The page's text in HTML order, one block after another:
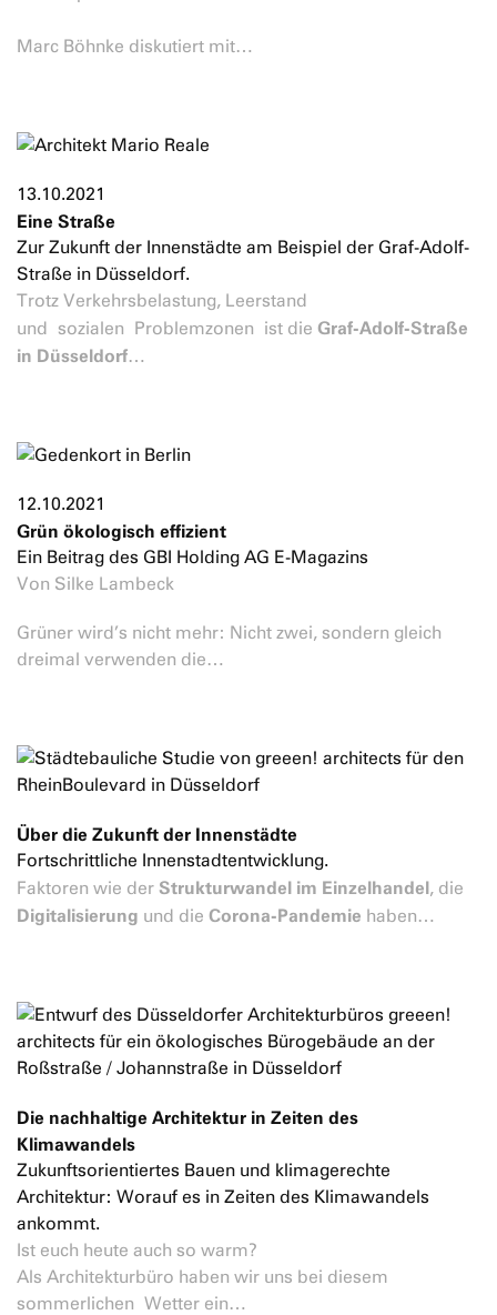
Marc Böhnke diskutiert mit…
13.10.2021
Eine Straße
Zur Zukunft der Innenstädte am Beispiel der Graf-Adolf-
Straße in Düsseldorf.
Trotz Verkehrsbelastung, Leerstand
und sozialen Problemzonen ist die Graf-Adolf-Straße
in Düsseldorf…
12.10.2021
Grün ökologisch effizient
Ein Beitrag des GBI Holding AG E-Magazins
Von Silke Lambeck
Grüner wird’s nicht mehr: Nicht zwei, sondern gleich
dreimal verwenden die…
Über die Zukunft der Innenstädte
Fortschrittliche Innenstadtentwicklung.
Faktoren wie der Strukturwandel im Einzelhandel, die
Digitalisierung und die Corona-Pandemie haben…
Die nachhaltige Architektur in Zeiten des
Klimawandels
Zukunftsorientiertes Bauen und klimagerechte
Architektur: Worauf es in Zeiten des Klimawandels
ankommt.
Ist euch heute auch so warm?
Als Architekturbüro haben wir uns bei diesem
sommerlichen Wetter ein…